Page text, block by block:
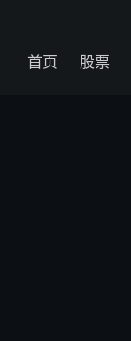
首页 股票